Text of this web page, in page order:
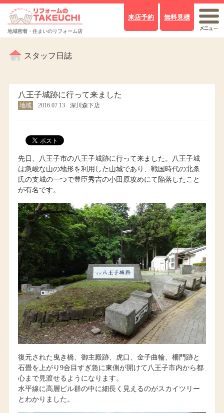
地域密着・住まいのリフォーム店
来店予約 無料見積
スタッフ日誌
八王子城跡に行って来ました
地域 2016.07.13 深川森下店
先日、八王子市の八王子城跡に行って来ました。八王子城
は急峻な山の地形を利用した山城であり、戦国時代の北条
氏の支城の一つで豊臣秀吉の小田原攻めにて陥落したこと
が有名です。
復元された曳き橋、御主殿跡、虎口、金子曲輪、柵門跡と
石畳を上がり9合目すぎ急に東側が開けて八王子市内から都
心まで見渡せるようになります。
水平線に高層ビル群の中に細長く見えるのがスカイツリー
とわかりました。